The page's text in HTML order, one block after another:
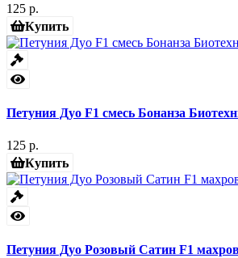
125 р.
Купить
Петуния Дуо F1 смесь Бонанза
125 р.
Купить
Петуния Дуо Розовый Сатин F1